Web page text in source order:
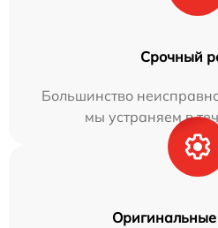
Срочный
Большинство
мы устраняем в
Оригинальные